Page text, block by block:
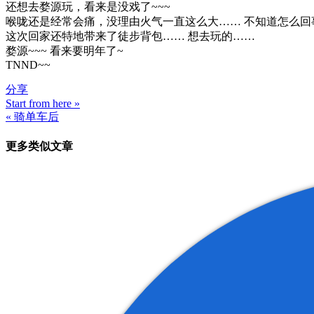
还想去婺源玩，看来是没戏了~~~
喉咙还是经常会痛，没理由火气一直这么大…… 不知道怎么回
这次回家还特地带来了徒步背包…… 想去玩的……
婺源~~~ 看来要明年了~
TNND~~
分享
文
导
Start from here »
« 骑单车后
更多类似文章